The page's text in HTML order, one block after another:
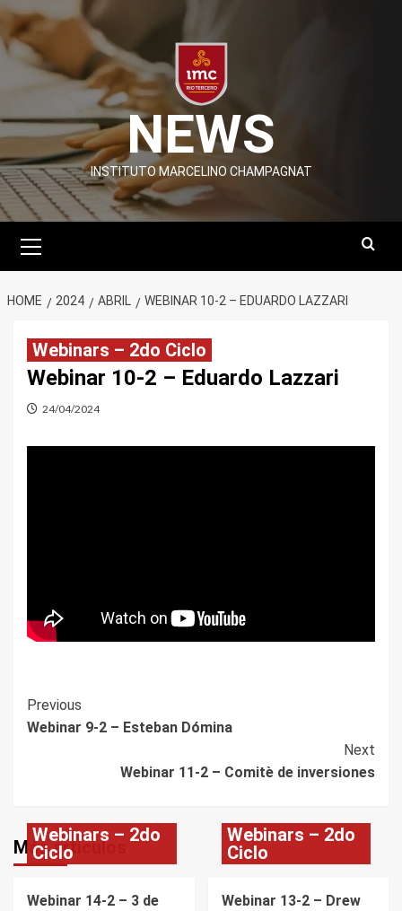
Skip
to
content
NEWS
INSTITUTO MARCELINO CHAMPAGNAT
Menu
HOME 2024 ABRIL WEBINAR 10-2 – EDUARDO LAZZARI
Webinars – 2do Ciclo
Webinar 10-2 – Eduardo Lazzari
24/04/2024
Post
Navigation
Previous
Webinar 9-2 – Esteban Dómina
Next
Webinar 11-2 – Comitè de inversiones
Más artículos
Webinars – 2do
Ciclo
Webinar 14-2 – 3 de
Webinars – 2do
Ciclo
Webinar 13-2 – Drew